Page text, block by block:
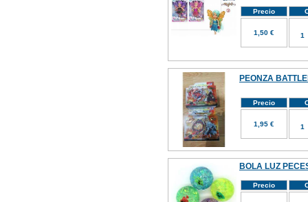
Precio
1,50 €
PEONZA
Precio
1,95 €
BOLA LUZ
Precio